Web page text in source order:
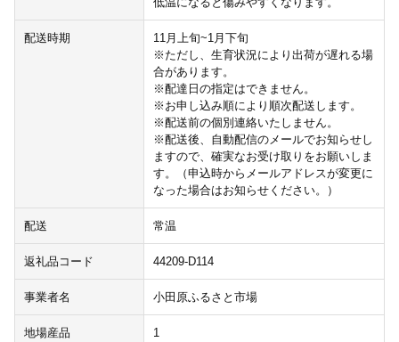
配送時期
11月上旬~1月下旬
※ただし、生育状況により出荷が遅れる場
合があります。
※配達日の指定はできません。
※お申し込み順により順次配送します。
※配送前の個別連絡いたしません。
※配送後、自動配信のメールでお知らせし
ますので、確実なお受け取りをお願いしま
す。（申込時からメールアドレスが変更に
なった場合はお知らせください。）
配送 常温
返礼品コード 44209-D114
事業者名 小田原ふるさと市場
地場産品 1